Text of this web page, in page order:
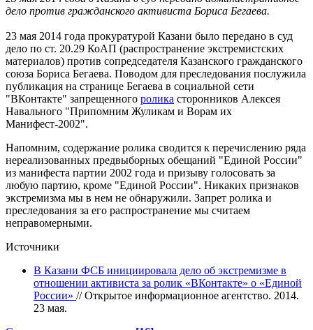
дело против гражданского активиста Бориса Бегаева.
23 мая 2014 года прокуратурой Казани было передано в суд
дело по ст. 20.29 КоАП (распространение экстремистских
материалов) против сопредседателя Казанского гражданского
союза Бориса Бегаева. Поводом для преследования послужила
публикация на странице Бегаева в социальной сети
"ВКонтакте" запрещенного ролика сторонников Алексея
Навального "Припомним Жуликам и Ворам их
Манифест-2002".
Напомним, содержание ролика сводится к перечислению ряда
нереализованных предвыборных обещаний "Единой России"
из манифеста партии 2002 года и призыву голосовать за
любую партию, кроме "Единой России". Никаких признаков
экстремизма мы в нем не обнаружили. Запрет ролика и
преследования за его распространение мы считаем
неправомерными.
Источники
В Казани ФСБ инициировала дело об экстремизме в
отношении активиста за ролик «ВКонтакте» о «Единой
России» // Открытое информационное агентство. 2014.
23 мая.